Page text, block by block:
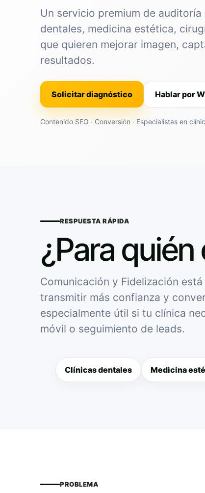
Un servicio premium de
dentales, medicina estética,
que quieren mejorar imagen,
resultados.
Solicitar diagnóstico Hablar por
Contenido SEO · Conversión · Especialistas en
RESPUESTA RÁPIDA
¿Para
Comunicación y Fidelización
transmitir más confianza y
especialmente útil si tu clínica
móvil o seguimiento de leads.
Clínicas dentales Medicina
PROBLEMA